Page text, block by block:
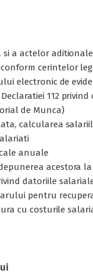
a actelor aditionale
cerintelor
electronic de
112
de Munca)
calcularea
anuale
acestora
datoriile
pentru
cu costurile